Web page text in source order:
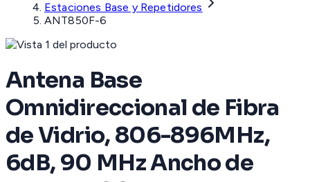
Estaciones Base y Repetidores
ANT850F-6
Antena Base
Omnidireccional de Fibra
de Vidrio, 806-896MHz,
6dB, 90 MHz Ancho de